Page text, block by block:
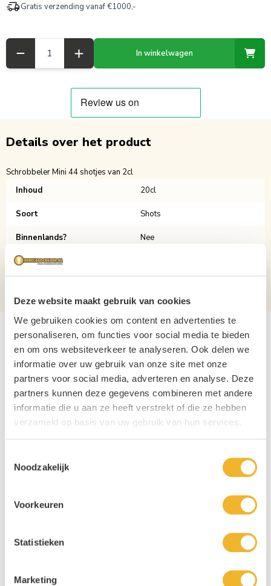
Deze website maakt gebruik van cookies
We gebruiken cookies om content en advertenties te
personaliseren, om functies voor social media te bieden
en om ons websiteverkeer te analyseren. Ook delen we
informatie over uw gebruik van onze site met onze
partners voor social media, adverteren en analyse. Deze
partners kunnen deze gegevens combineren met andere
informatie die u aan ze heeft verstrekt of die ze hebben
verzameld op basis van uw gebruik van hun services.
Noodzakelijk
Voorkeuren
Statistieken
Marketing
Gratis verzending vanaf €1000,-
In winkelwagen
Details over het product
Schrobbeler Mini 44 shotjes van 2cl
Inhoud
20cl
Soort Shots
Binnenlands? Nee
Verpakking